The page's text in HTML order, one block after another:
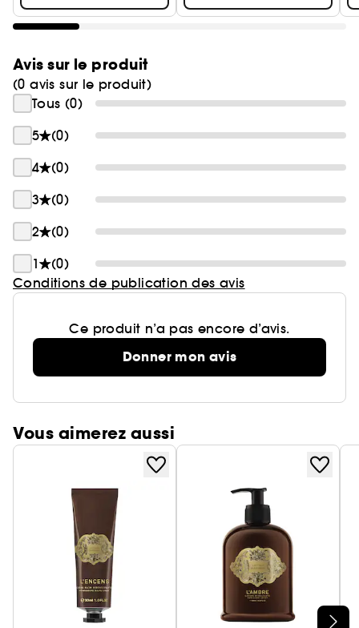
Avis sur le produit
(0 avis sur le produit)
Tous (0)
5
(0)
4
(0)
3
(0)
2
(0)
1
(0)
Conditions de publication des avis
Ce produit n’a pas encore d’avis.
Donner mon avis
Vous aimerez aussi
Ignorer le carrousel produits